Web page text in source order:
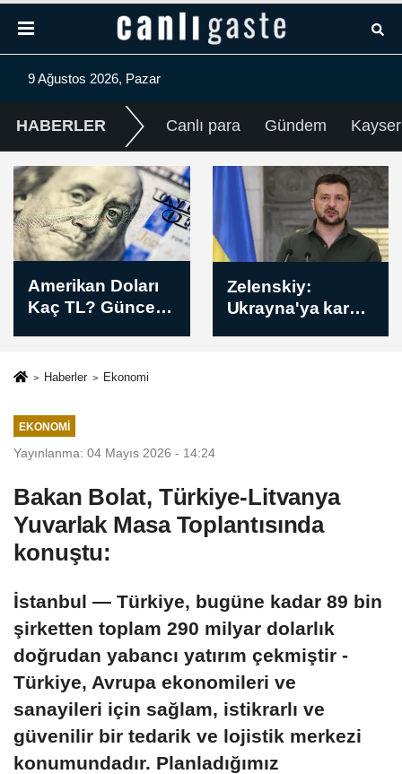
9 Ağustos 2026, Pazar
HABERLER Canlı para Gündem
Zelenskiy:
Ukrayna'ya karşı
tiplerde 61 füze
İsrail askerleri
Batı Şeria'da
Haberler Ekonomi
EKONOMI
Yayınlanma: 04 Mayıs 2026 - 14:24
Bakan Bolat, Türkiye-Litvanya
Yuvarlak Masa Toplantısında
konuştu:
İstanbul — Türkiye, bugüne kadar 89 bin
şirketten toplam 290 milyar dolarlık
doğrudan yabancı yatırım çekmiştir -
Türkiye, Avrupa ekonomileri ve
sanayileri için sağlam, istikrarlı ve
güvenilir bir tedarik ve lojistik merkezi
konumundadır. Planladığımız